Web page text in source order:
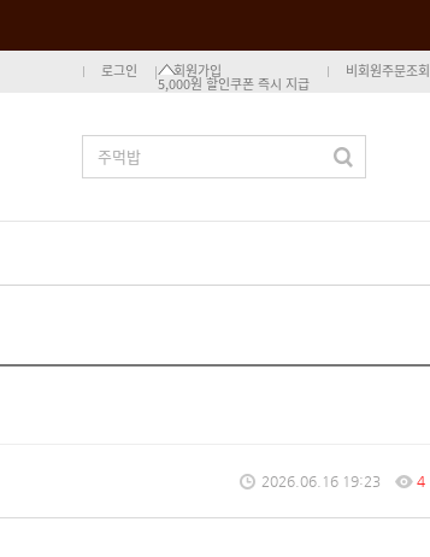
로그인 회원가입
5,000원 할인쿠폰 즉시 지급
비회원주문조회
2026.06.16 19:23 4